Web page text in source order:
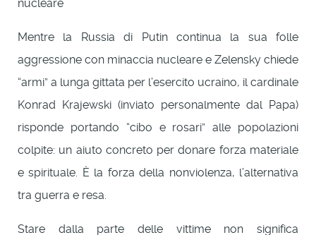
nucleare
Mentre la Russia di Putin continua la sua folle
aggressione con minaccia nucleare e Zelensky chiede
“armi” a lunga gittata per l’esercito ucraino, il cardinale
Konrad Krajewski (inviato personalmente dal Papa)
risponde portando “cibo e rosari” alle popolazioni
colpite: un aiuto concreto per donare forza materiale
e spirituale. È la forza della nonviolenza, l’alternativa
tra guerra e resa.
Stare dalla parte delle vittime non significa